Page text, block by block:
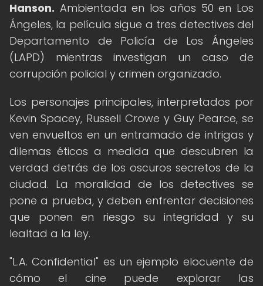
Hanson. Ambientada en los años 50 en Los
Ángeles, la película sigue a tres detectives del
Departamento de Policía de Los Ángeles
(LAPD) mientras investigan un caso de
corrupción policial y crimen organizado.
Los personajes principales, interpretados por
Kevin Spacey, Russell Crowe y Guy Pearce, se
ven envueltos en un entramado de intrigas y
dilemas éticos a medida que descubren la
verdad detrás de los oscuros secretos de la
ciudad. La moralidad de los detectives se
pone a prueba, y deben enfrentar decisiones
que ponen en riesgo su integridad y su
lealtad a la ley.
"L.A. Confidential" es un ejemplo elocuente de
cómo el cine puede explorar las